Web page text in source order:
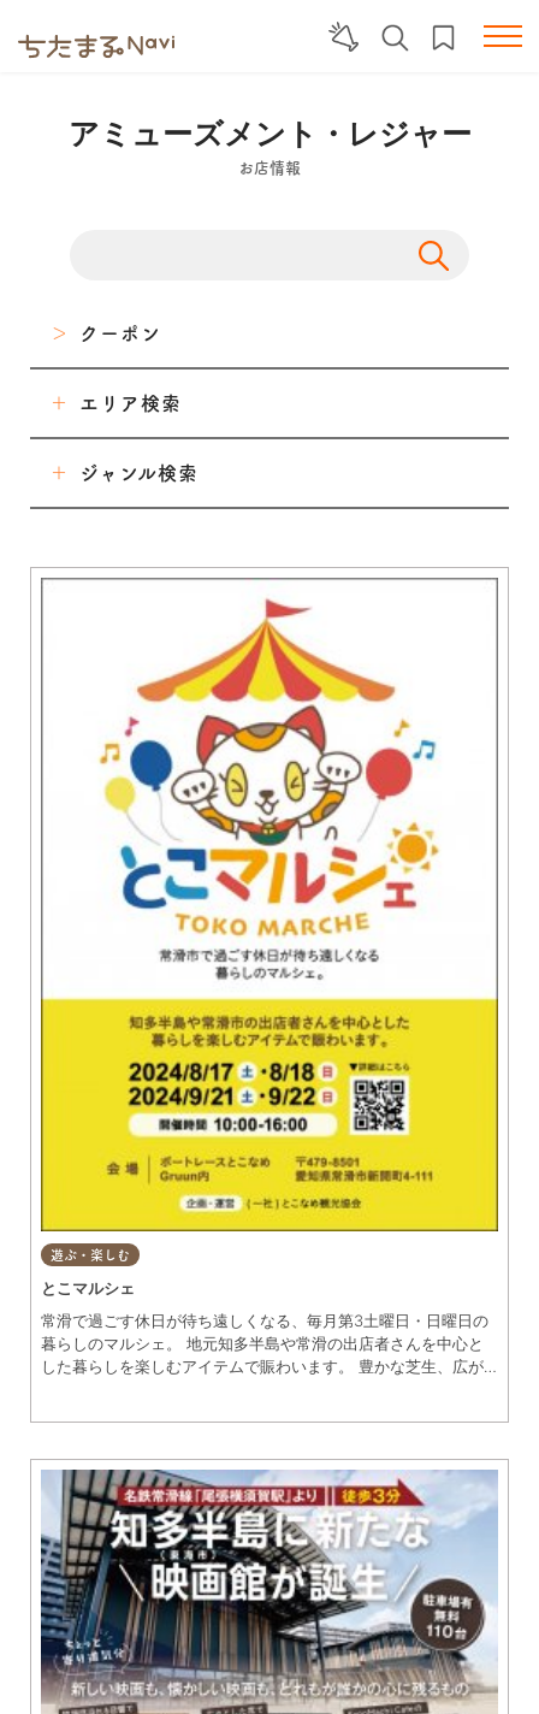
アミューズメント・レジャー
お店情報
クーポン
エリア検索
東海市
大府市
武豊町
美浜町
南知多町
ジャンル検索
ショップ
住まい・暮らし
習い事・趣味
遊ぶ・楽しむ
遊ぶ・楽しむ
とこマルシェ
常滑で過ごす休日が待ち遠しくなる、毎月第3土曜日・日曜日の
暮らしのマルシェ。 地元知多半島や常滑の出店者さんを中心と
した暮らしを楽しむアイテムで賑わいます。 豊かな芝生、広が